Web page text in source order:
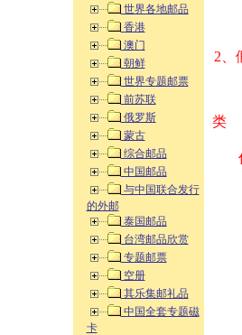
世界各地邮品
香港
澳门
朝鲜
世界专题邮票
前苏联
俄罗斯
蒙古
综合邮品
中国邮品
与中国联合发行
的外邮
泰国邮品
台湾邮品欣赏
专题邮票
空册
其乐集邮礼品
中国全套专题磁
卡
2